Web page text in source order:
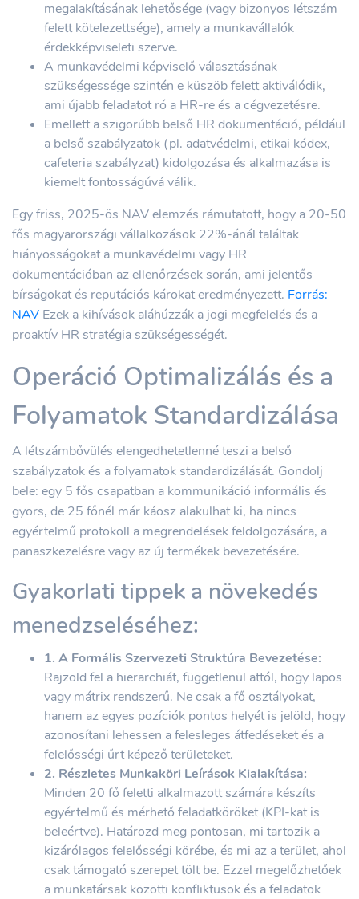
megalakításának lehetősége (vagy bizonyos létszám
felett kötelezettsége), amely a munkavállalók
érdekképviseleti szerve.
A munkavédelmi képviselő választásának
szükségessége szintén e küszöb felett aktiválódik,
ami újabb feladatot ró a HR-re és a cégvezetésre.
Emellett a szigorúbb belső HR dokumentáció, például
a belső szabályzatok (pl. adatvédelmi, etikai kódex,
cafeteria szabályzat) kidolgozása és alkalmazása is
kiemelt fontosságúvá válik.
Egy friss, 2025-ös NAV elemzés rámutatott, hogy a 20-50
fős magyarországi vállalkozások 22%-ánál találtak
hiányosságokat a munkavédelmi vagy HR
dokumentációban az ellenőrzések során, ami jelentős
bírságokat és reputációs károkat eredményezett. Forrás:
NAV Ezek a kihívások aláhúzzák a jogi megfelelés és a
proaktív HR stratégia szükségességét.
Operáció Optimalizálás és a
Folyamatok Standardizálása
A létszámbővülés elengedhetetlenné teszi a belső
szabályzatok és a folyamatok standardizálását. Gondolj
bele: egy 5 fős csapatban a kommunikáció informális és
gyors, de 25 főnél már káosz alakulhat ki, ha nincs
egyértelmű protokoll a megrendelések feldolgozására, a
panaszkezelésre vagy az új termékek bevezetésére.
Gyakorlati tippek a növekedés
menedzseléséhez:
1. A Formális Szervezeti Struktúra Bevezetése:
Rajzold fel a hierarchiát, függetlenül attól, hogy lapos
vagy mátrix rendszerű. Ne csak a fő osztályokat,
hanem az egyes pozíciók pontos helyét is jelöld, hogy
azonosítani lehessen a felesleges átfedéseket és a
felelősségi űrt képező területeket.
2. Részletes Munkaköri Leírások Kialakítása:
Minden 20 fő feletti alkalmazott számára készíts
egyértelmű és mérhető feladatköröket (KPI-kat is
beleértve). Határozd meg pontosan, mi tartozik a
kizárólagos felelősségi körébe, és mi az a terület, ahol
csak támogató szerepet tölt be. Ezzel megelőzhetőek
a munkatársak közötti konfliktusok és a feladatok